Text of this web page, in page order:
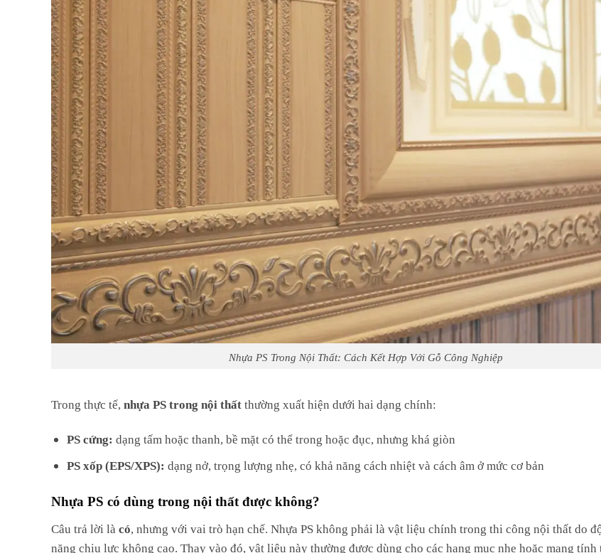
Lời Kết
Nhựa PS Trong Nội Thất: Cách Kết Hợp Với Gỗ Công Nghiệp
Trong thực tế, nhựa PS trong nội thất thường xuất hiện dưới hai dạng chính:
PS cứng: dạng tấm hoặc thanh, bề mặt có thể trong hoặc đục, nhưng khá giòn
PS xốp (EPS/XPS): dạng nở, trọng lượng nhẹ, có khả năng cách nhiệt và cách âm ở mức cơ bản
Nhựa PS có dùng trong nội thất được không?
Câu trả lời là có , nhưng với vai trò hạn chế. Nhựa PS không phải là vật liệu chính trong thi công nội thất do
năng chịu lực không cao. Thay vào đó, vật liệu này thường được dùng cho các hạng mục nhẹ hoặc mang tính